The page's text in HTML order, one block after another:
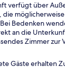
verfügt über
die
Bedenken
an die
Zimmer
Gäste erhalten